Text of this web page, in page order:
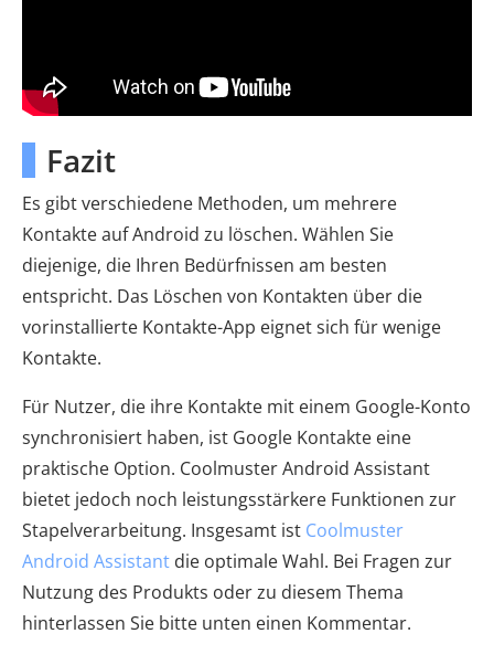
Fazit
Es gibt verschiedene Methoden, um mehrere
Kontakte auf Android zu löschen. Wählen Sie
diejenige, die Ihren Bedürfnissen am besten
entspricht. Das Löschen von Kontakten über die
vorinstallierte Kontakte-App eignet sich für wenige
Kontakte.
Für Nutzer, die ihre Kontakte mit einem Google-Konto
synchronisiert haben, ist Google Kontakte eine
praktische Option. Coolmuster Android Assistant
bietet jedoch noch leistungsstärkere Funktionen zur
Stapelverarbeitung. Insgesamt ist Coolmuster
Android Assistant die optimale Wahl. Bei Fragen zur
Nutzung des Produkts oder zu diesem Thema
hinterlassen Sie bitte unten einen Kommentar.